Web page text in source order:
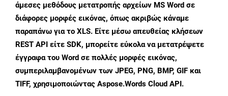
άμεσες μεθόδους μετατροπής αρχείων MS Word σε
διάφορες μορφές εικόνας, όπως ακριβώς κάναμε
παραπάνω για το XLS. Είτε μέσω απευθείας κλήσεων
REST API είτε SDK, μπορείτε εύκολα να μετατρέψετε
έγγραφα του Word σε πολλές μορφές εικόνας,
συμπεριλαμβανομένων των JPEG, PNG, BMP, GIF και
TIFF, χρησιμοποιώντας Aspose.Words Cloud API.